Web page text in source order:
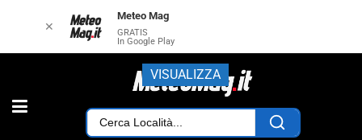
✕
Meteo Mag
GRATIS
In Google Play
VISUALIZZA